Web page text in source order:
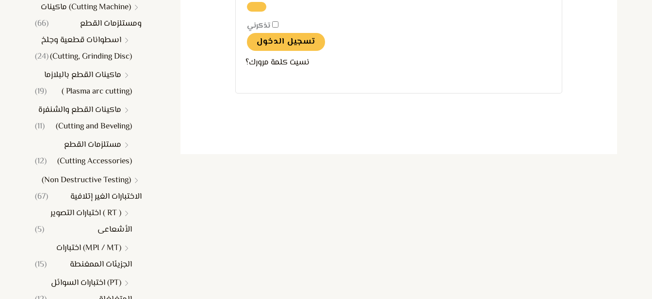
تذكرني
تسجيل الدخول
نسيت كلمة مرورك؟
(Cutting Machine) ماكينات
ومستلزمات القطع
(66)
اسطوانات قطعية وجلخ
(Cutting, Grinding Disc)
(24)
ماكينات القطع بالبلازما
(Plasma arc cutting )
(19)
ماكينات القطع والشنفرة
(Cutting and Beveling)
(11)
مستلزمات القطع
(Cutting Accessories)
(12)
(Non Destructive Testing)
الاختبارات الغير إتلافية
(67)
( RT ) اختبارات التصوير
الأشعاعى
(5)
(MPI / MT) اختبارات
الجزيئات الممغنطة
(15)
(PT) اختبارات السوائل